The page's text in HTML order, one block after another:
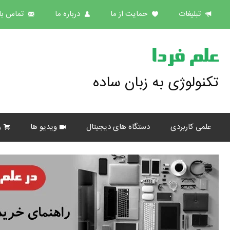
تبلیغات حمایت از ما درباره ما تماس
علم فردا
تکنولوژی به زبان ساده
علمی کاربردی دستگاه های دیجیتال ویدیو ها